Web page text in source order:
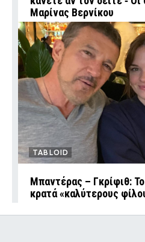
Μαρίνας Βερνίκου
TABLOID
Μπαντέρας – Γκρίφιθ:
κρατά «καλύτερους